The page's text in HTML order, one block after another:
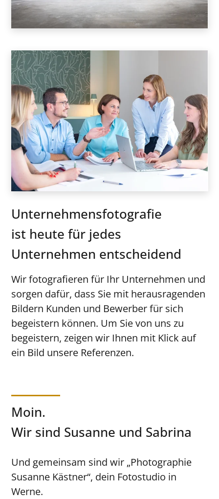
Unternehmensfotografie
ist heute für jedes
Unternehmen entscheidend
Wir fotografieren für Ihr Unternehmen und
sorgen dafür, dass Sie mit herausragenden
Bildern Kunden und Bewerber für sich
begeistern können. Um Sie von uns zu
begeistern, zeigen wir Ihnen mit Klick auf
ein Bild unsere Referenzen.
Moin.
Wir sind Susanne und Sabrina
Und gemeinsam sind wir „Photographie
Susanne Kästner“, dein Fotostudio in
Werne.